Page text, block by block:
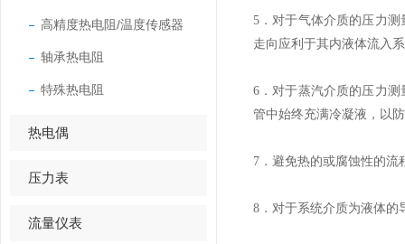
高精度热电阻/温度传感器
轴承热电阻
特殊热电阻
热电偶
压力表
流量仪表
5．对于气体介质的压力
走向应利于其内液体流入
6．对于蒸汽介质的压力
管中始终充满冷凝液，以
7． 避免热的或腐蚀性的流
8． 对于系统介质为液体的